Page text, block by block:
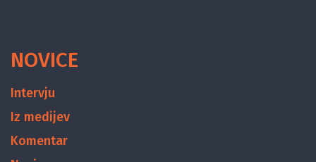
NOVICE
Intervju
Iz medijev
Komentar